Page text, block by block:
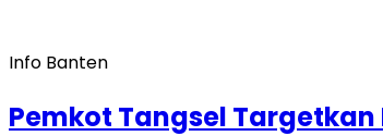
Info Banten
Pemkot Tangsel Targetkan